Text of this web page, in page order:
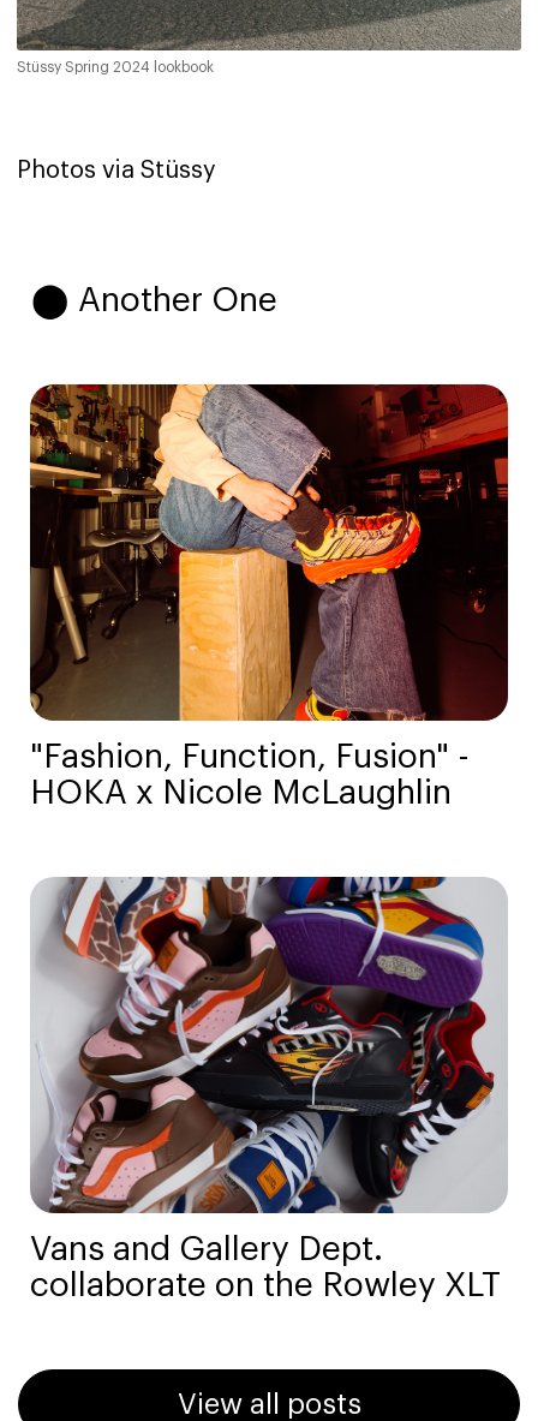
Stüssy Spring 2024 lookbook
Photos via Stüssy
⬤ Another One
"Fashion, Function, Fusion" -
HOKA x Nicole McLaughlin
Vans and Gallery Dept.
collaborate on the Rowley XLT
View all posts